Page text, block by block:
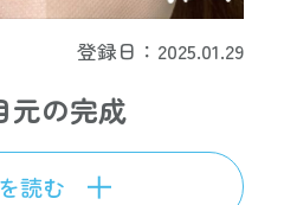
登録日：2025.01.29
元の完成
読む